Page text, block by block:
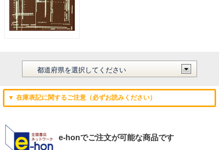
▼ 在庫表記に関するご注意（必ずお読みください）
e-honでご注文が可能な商品です